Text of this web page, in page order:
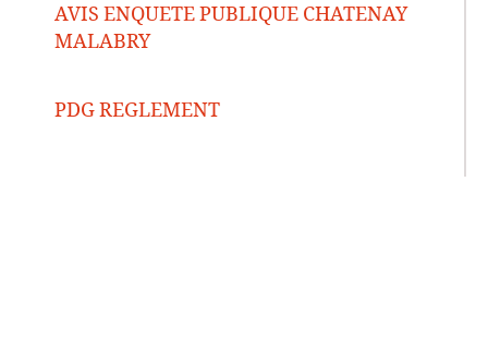
AVIS ENQUETE PUBLIQUE CHATENAY
MALABRY
PDG REGLEMENT